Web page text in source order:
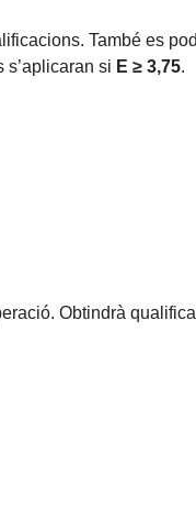
També es
si E ≥ 3,75.
Obtindrà